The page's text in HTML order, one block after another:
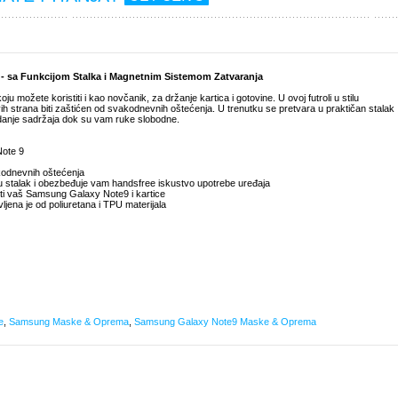
sa Funkcijom Stalka i Magnetnim Sistemom Zatvaranja
možete koristiti i kao novčanik, za držanje kartica i gotovine. U ovoj futroli u stilu
strana biti zaštićen od svakodnevnih oštećenja. U trenutku se pretvara u praktičan stalak
sadržaja dok su vam ruke slobodne.
9
oštećenja
i obezbeđuje vam handsfree iskustvo upotrebe uređaja
vaš Samsung Galaxy Note9 i kartice
je od poliuretana i TPU materijala
Samsung Maske & Oprema Samsung Galaxy Note9 Maske & Oprema